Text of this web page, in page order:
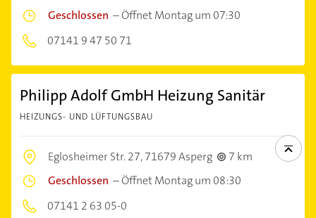
Geschlossen –Öffnet Montag um 07:30
07141 9 47 50 71
Philipp Adolf GmbH Heizung Sanitär
HEIZUNGS- UND LÜFTUNGSBAU
Eglosheimer Str. 27,71679 Asperg
7 km
Geschlossen –Öffnet Montag um 08:30
07141 2 63 05-0